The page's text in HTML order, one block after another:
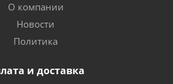
О компании
Новости
Политика
и доставка